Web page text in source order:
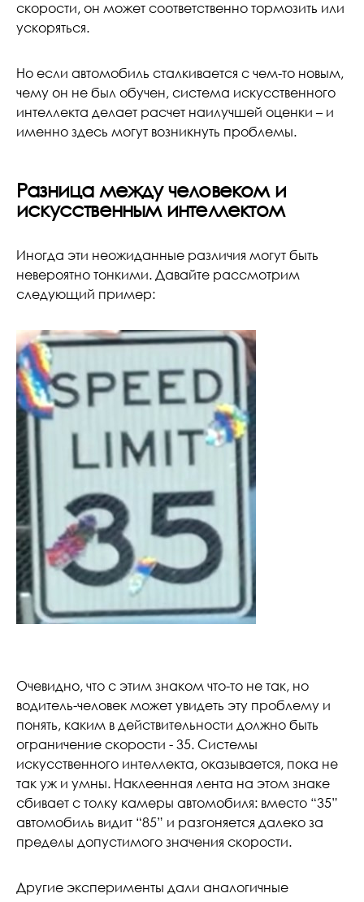
скорости, он может соответственно тормозить или
ускоряться.
Но если автомобиль сталкивается с чем-то новым,
чему он не был обучен, система искусственного
интеллекта делает расчет наилучшей оценки – и
именно здесь могут возникнуть проблемы.
Разница между человеком и
искусственным интеллектом
Иногда эти неожиданные различия могут быть
невероятно тонкими. Давайте рассмотрим
следующий пример:
Очевидно, что с этим знаком что-то не так, но
водитель-человек может увидеть эту проблему и
понять, каким в действительности должно быть
ограничение скорости - 35. Системы
искусственного интеллекта, оказывается, пока не
так уж и умны. Наклеенная лента на этом знаке
сбивает с толку камеры автомобиля: вместо “35”
автомобиль видит “85” и разгоняется далеко за
пределы допустимого значения скорости.
Другие эксперименты дали аналогичные